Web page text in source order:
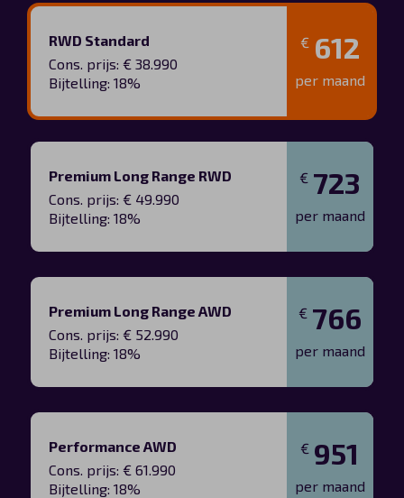
RWD Standard
Cons. prijs: € 38.990
Bijtelling: 18%
€ 612
per maand
Premium Long Range RWD
Cons. prijs: € 49.990
Bijtelling: 18%
€ 723
per maand
Premium Long Range AWD
Cons. prijs: € 52.990
Bijtelling: 18%
€ 766
per maand
Performance AWD
Cons. prijs: € 61.990
Bijtelling: 18%
€ 951
per maand